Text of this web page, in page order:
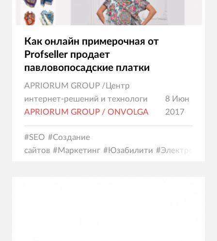
Как онлайн примерочная от
Profseller продает
павловопосадские платки
APRIORUM GROUP /Центр
интернет-решений и технологи
APRIORUM GROUP / ONVOLGA
8 Июн
2017
#SEO #Создание
сайтов #Маркетинг #Юзабилити #Электронная